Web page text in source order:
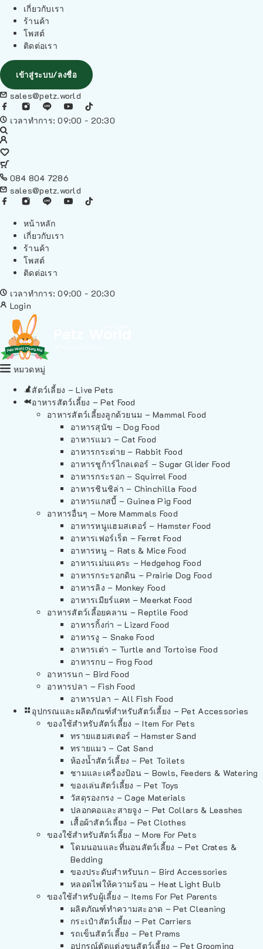
เกี่ยวกับเรา
ร้านค้า
โพสต์
ติดต่อเรา
เข้าสู่ระบบ/ลงชื่อ
sales@petz.world
เวลาทำการ: 09:00 - 20:30
084 804 7286
sales@petz.world
หน้าหลัก
เกี่ยวกับเรา
ร้านค้า
โพสต์
ติดต่อเรา
เวลาทำการ: 09:00 - 20:30
Login
หมวดหมู่
สัตว์เลี้ยง – Live Pets
อาหารสัตว์เลี้ยง – Pet Food
อาหารสัตว์เลี้ยงลูกด้วยนม – Mammal Food
อาหารสุนัข – Dog Food
อาหารแมว – Cat Food
อาหารกระต่าย – Rabbit Food
อาหารชูก้าร์ไกลเดอร์ – Sugar Glider Food
อาหารกระรอก – Squirrel Food
อาหารชินชิล่า – Chinchilla Food
อาหารแกสบี้ – Guinea Pig Food
อาหารอื่นๆ – More Mammals Food
อาหารหนูแฮมสเตอร์ – Hamster Food
อาหารเฟอร์เร็ต – Ferret Food
อาหารหนู – Rats & Mice Food
อาหารเม่นแคระ – Hedgehog Food
อาหารกระรอกดิน – Prairie Dog Food
อาหารลิง – Monkey Food
อาหารเมียร์แคท – Meerkat Food
อาหารสัตว์เลี้อยคลาน – Reptile Food
อาหารกิ้งก่า – Lizard Food
อาหารงู – Snake Food
อาหารเต่า – Turtle and Tortoise Food
อาหารกบ – Frog Food
อาหารนก – Bird Food
อาหารปลา – Fish Food
อาหารปลา – All Fish Food
อุปกรณและผลิตภัณฑ์สำหรับสัตว์เลี้ยง – Pet Accessories
ของใช้สำหรับสัตว์เลี้ยง – Item For Pets
ทรายแฮมสเตอร์ – Hamster Sand
ทรายแมว – Cat Sand
ห้องน้ำสัตว์เลี้ยง – Pet Toilets
ชามและเครื่องป้อน – Bowls, Feeders & Watering
ของเล่นสัตว์เลี้ยง – Pet Toys
วัสดุรองกรง – Cage Materials
ปลอกคอและสายจูง – Pet Collars & Leashes
เสื้อผ้าสัตว์เลี้ยง – Pet Clothes
ของใช้สำหรับสัตว์เลี้ยง – More For Pets
โดมนอนและที่นอนสัตว์เลี้ยง – Pet Crates &
Bedding
ของประดับสำหรับนก – Bird Accessories
หลอดไฟให้ความร้อน – Heat Light Bulb
ของใช้สำหรับผู้เลี้ยง – Items For Pet Parents
ผลิตภัณฑ์ทำความสะอาด – Pet Cleaning
กระเป๋าสัตว์เลี้ยง – Pet Carriers
รถเข็นสัตว์เลี้ยง – Pet Prams
อุปกรณ์ตัดแต่งขนสัตว์เลี้ยง – Pet Grooming